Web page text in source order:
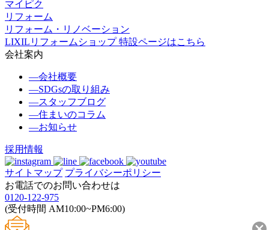
マイピク
リフォーム
リフォーム・リノベーション
LIXILリフォームショップ 特設ページはこちら
会社案内
―会社概要
―SDGsの取り組み
―スタッフブログ
―住まいのコラム
―お知らせ
採用情報
サイトマップ プライバシーポリシー
お電話でのお問い合わせは
0120-122-975
(受付時間 AM10:00~PM6:00)